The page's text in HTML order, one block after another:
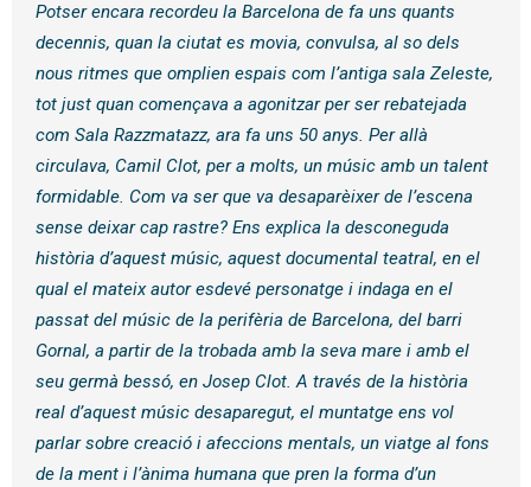
Potser encara recordeu la Barcelona de fa uns quants
decennis, quan la ciutat es movia, convulsa, al so dels
nous ritmes que omplien espais com l’antiga sala Zeleste,
tot just quan començava a agonitzar per ser rebatejada
com Sala Razzmatazz, ara fa uns 50 anys. Per allà
circulava, Camil Clot, per a molts, un músic amb un talent
formidable. Com va ser que va desaparèixer de l’escena
sense deixar cap rastre? Ens explica la desconeguda
història d’aquest músic, aquest documental teatral, en el
qual el mateix autor esdevé personatge i indaga en el
passat del músic de la perifèria de Barcelona, del barri
Gornal, a partir de la trobada amb la seva mare i amb el
seu germà bessó, en Josep Clot. A través de la història
real d’aquest músic desaparegut, el muntatge ens vol
parlar sobre creació i afeccions mentals, un viatge al fons
de la ment i l’ànima humana que pren la forma d’un